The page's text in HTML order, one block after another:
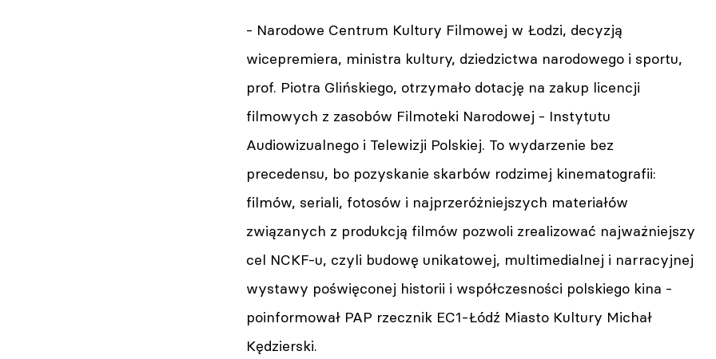
- Narodowe Centrum Kultury Filmowej w Łodzi, decyzją
wicepremiera, ministra kultury, dziedzictwa narodowego i sportu,
prof. Piotra Glińskiego, otrzymało dotację na zakup licencji
filmowych z zasobów Filmoteki Narodowej - Instytutu
Audiowizualnego i Telewizji Polskiej. To wydarzenie bez
precedensu, bo pozyskanie skarbów rodzimej kinematografii:
filmów, seriali, fotosów i najprzeróżniejszych materiałów
związanych z produkcją filmów pozwoli zrealizować najważniejszy
cel NCKF-u, czyli budowę unikatowej, multimedialnej i narracyjnej
wystawy poświęconej historii i współczesności polskiego kina -
poinformował PAP rzecznik EC1-Łódź Miasto Kultury Michał
Kędzierski.